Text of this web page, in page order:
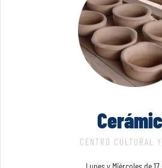
CENTRO CULTURAL